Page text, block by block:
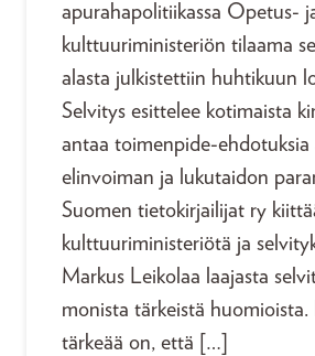
apurahapolitiikassa Opetus-
kulttuuriministeriön tilaama
alasta julkistettiin huhtikuun
Selvitys esittelee kotimaista
antaa toimenpide-ehdotuksia
elinvoiman ja lukutaidon
Suomen tietokirjailijat ry
kulttuuriministeriötä ja
Markus Leikolaa laajasta
monista tärkeistä huomioista.
tärkeää on, että […]